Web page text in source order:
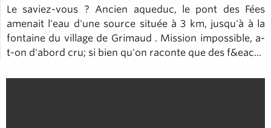
Le saviez-vous ? Ancien aqueduc, le pont des Fées
amenait l'eau d'une source située à 3 km, jusqu'à à la
fontaine du village de Grimaud . Mission impossible, a-
t-on d'abord cru; si bien qu'on raconte que des f&eac...